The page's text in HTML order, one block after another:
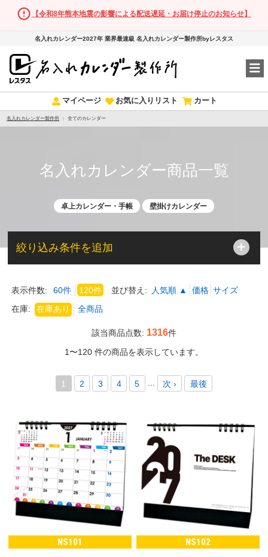
【令和8年熊本地震の影響による配送遅延・お届け停止のお知らせ】
名入れカレンダー2027年 業界最速級 名入れカレンダー製作所byレスタス
マイページ お気に入りリスト カート
名入れカレンダー製作所 全てのカレンダー
名入れカレンダー商品一覧
卓上カレンダー・手帳 壁掛けカレンダー
絞り込み条件を追加
表示件数: 60件 120件 並び替え: 人気順 ▲ 価格 サイズ
在庫:
該当商品点数: 1316件
1〜120 件の商品を表示しています。
1 2 3 4 5 ... 次 › 最後
NS101 NS102